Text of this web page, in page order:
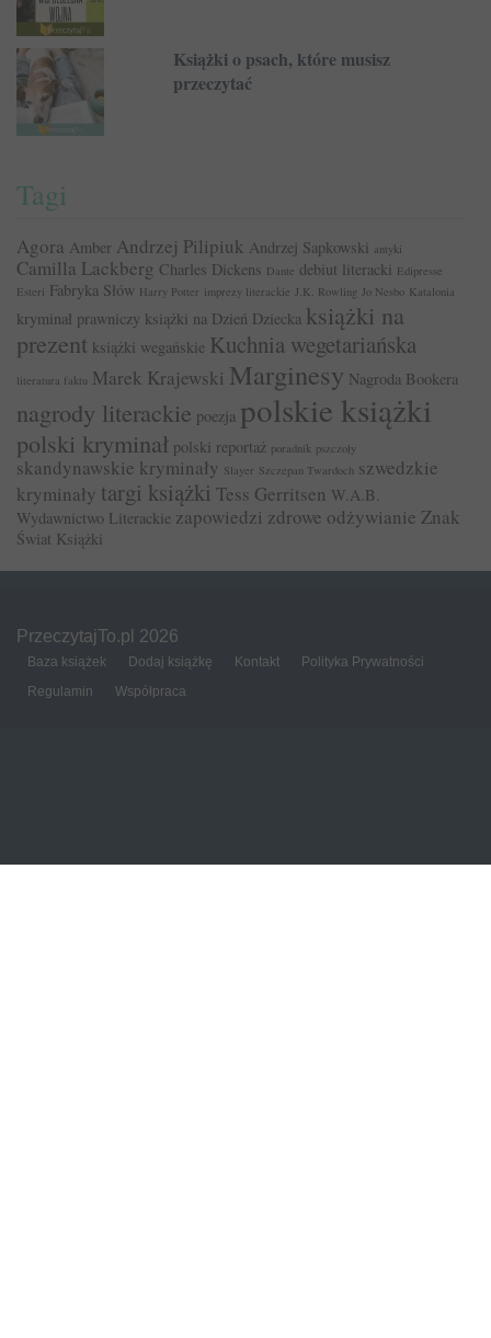
Książki o psach, które musisz
przeczytać
Tagi
Agora Amber Andrzej Pilipiuk Andrzej Sapkowski antyki
Camilla Lackberg Charles Dickens Dante debiut literacki Edipresse
Esteri Fabryka Słów Harry Potter imprezy literackie J.K. Rowling Jo Nesbo Katalonia
kryminał prawniczy książki na Dzień Dziecka książki na
prezent książki wegańskie Kuchnia wegetariańska
literatura faktu Marek Krajewski Marginesy Nagroda Bookera
nagrody literackie poezja polskie książki
polski kryminał polski reportaż poradnik pszczoły
skandynawskie kryminały Slayer Szczepan Twardoch szwedzkie
kryminały targi książki Tess Gerritsen W.A.B.
Wydawnictwo Literackie zapowiedzi zdrowe odżywianie Znak
Świat Książki
PrzeczytajTo.pl 2026
Baza książek Dodaj książkę Kontakt
Polityka Prywatności
Regulamin
Współpraca